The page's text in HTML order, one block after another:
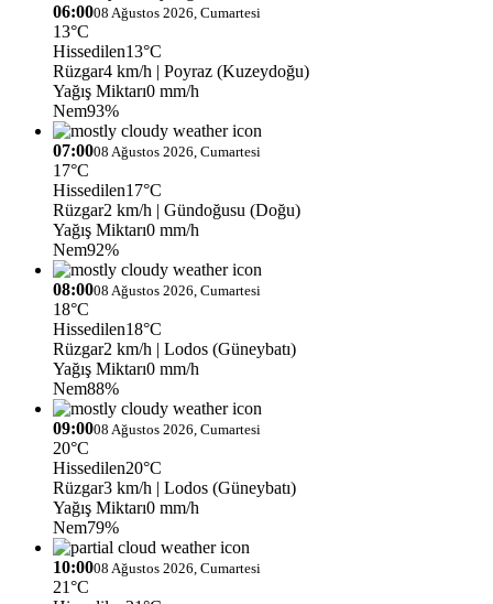
06:0008 Ağustos 2026, Cumartesi
13°C
Hissedilen13°C
Rüzgar4 km/h | Poyraz (Kuzeydoğu)
Yağış Miktarı0 mm/h
Nem93%
07:0008 Ağustos 2026, Cumartesi
17°C
Hissedilen17°C
Rüzgar2 km/h | Gündoğusu (Doğu)
Yağış Miktarı0 mm/h
Nem92%
08:0008 Ağustos 2026, Cumartesi
18°C
Hissedilen18°C
Rüzgar2 km/h | Lodos (Güneybatı)
Yağış Miktarı0 mm/h
Nem88%
09:0008 Ağustos 2026, Cumartesi
20°C
Hissedilen20°C
Rüzgar3 km/h | Lodos (Güneybatı)
Yağış Miktarı0 mm/h
Nem79%
10:0008 Ağustos 2026, Cumartesi
21°C